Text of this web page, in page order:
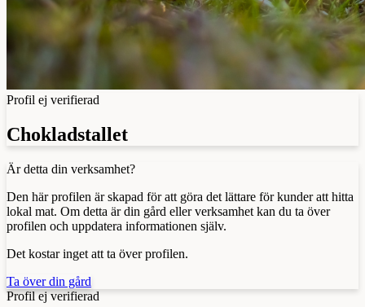
Profil ej verifierad
Chokladstallet
Är detta din verksamhet?
Den här profilen är skapad för att göra det lättare för kunder att hitta
lokal mat. Om detta är din gård eller verksamhet kan du ta över
profilen och uppdatera informationen själv.
Det kostar inget att ta över profilen.
Ta över din gård
Profil ej verifierad